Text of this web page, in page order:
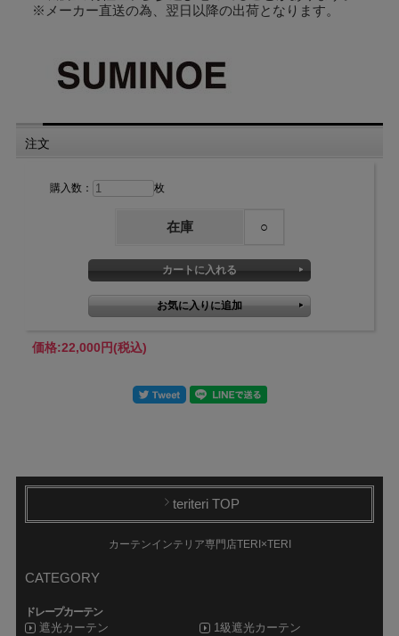
※メーカー直送の為、翌日以降の出荷となります。
注文
購入数： 枚
在庫 ○
価格:22,000円(税込)
teriteri TOP
カーテンインテリア専門店TERI×TERI
CATEGORY
ドレープカーテン
遮光カーテン
1級遮光カーテン